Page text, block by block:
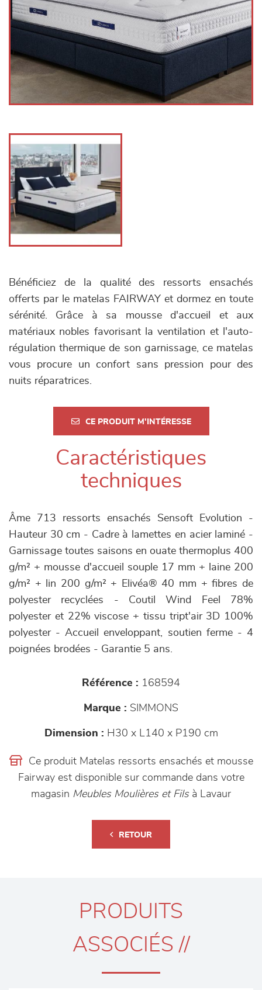
Bénéficiez de la qualité des ressorts ensachés
offerts par le matelas FAIRWAY et dormez en toute
sérénité. Grâce à sa mousse d'accueil et aux
matériaux nobles favorisant la ventilation et l'auto-
régulation thermique de son garnissage, ce matelas
vous procure un confort sans pression pour des
nuits réparatrices.
CE PRODUIT M'INTÉRESSE
Caractéristiques
techniques
Âme 713 ressorts ensachés Sensoft Evolution -
Hauteur 30 cm - Cadre à lamettes en acier laminé -
Garnissage toutes saisons en ouate thermoplus 400
g/m² + mousse d'accueil souple 17 mm + laine 200
g/m² + lin 200 g/m² + Elivéa® 40 mm + fibres de
polyester recyclées - Coutil Wind Feel 78%
polyester et 22% viscose + tissu tript'air 3D 100%
polyester - Accueil enveloppant, soutien ferme - 4
poignées brodées - Garantie 5 ans.
Référence : 168594
Marque : SIMMONS
Dimension : H30 x L140 x P190 cm
Ce produit Matelas ressorts ensachés et mousse
Fairway est disponible sur commande dans votre
magasin Meubles Moulières et Filsà Lavaur
RETOUR
PRODUITS
ASSOCIÉS //